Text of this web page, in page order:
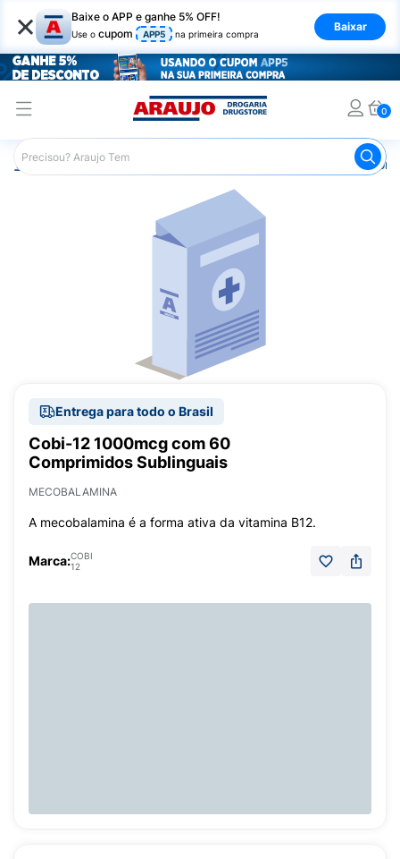
× Baixe o APP e ganhe 5% OFF!
Use o cupom APP5 na primeira compra
Baixar
0
Araujo Saúde e Bem Estar
Entrega para todo o Brasil
Cobi-12 1000mcg com 60
Comprimidos Sublinguais
MECOBALAMINA
A mecobalamina é a forma ativa da vitamina B12.
Marca:COBI
12